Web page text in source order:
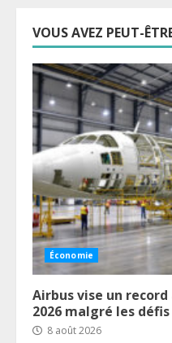
VOUS AVEZ PEUT-
Économie
Airbus vise un record
2026 malgré les défis
8 août 2026